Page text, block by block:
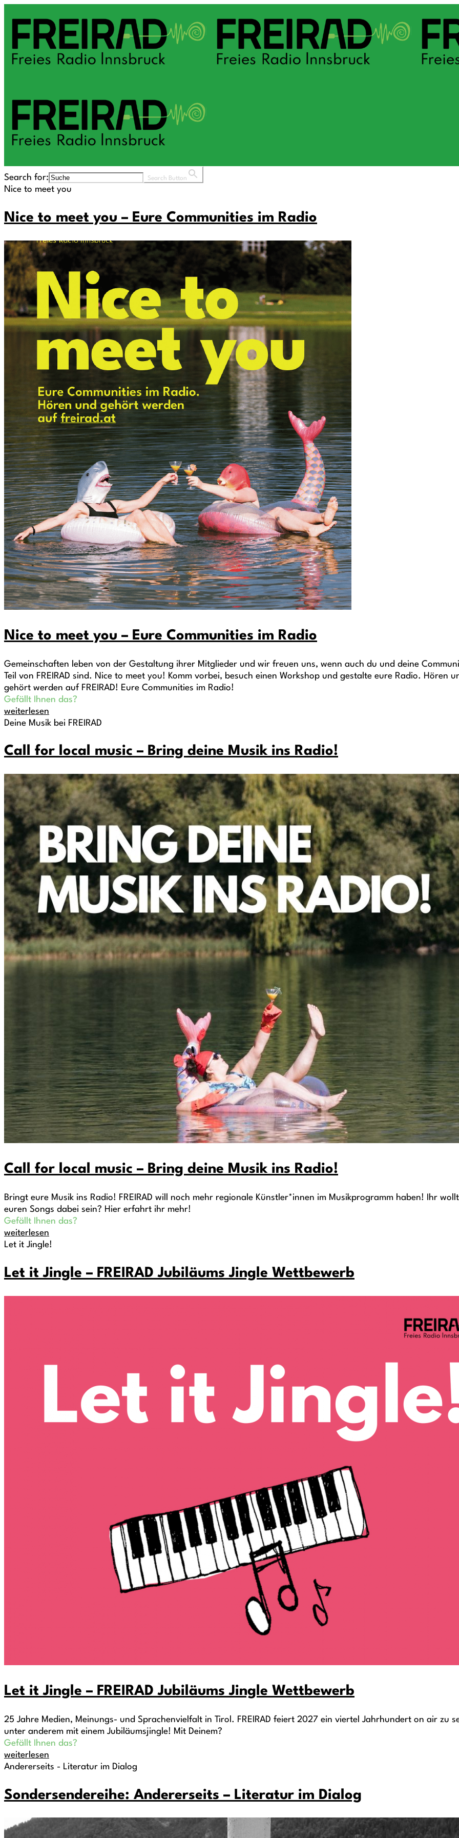
Search for: Search Button
Nice to meet you
Nice to meet you – Eure Communities im Radio
Nice to meet you – Eure Communities im Radio
Gemeinschaften leben von der Gestaltung ihrer Mitglieder und wir freuen uns, wenn auch du und deine
Teil von FREIRAD sind. Nice to meet you! Komm vorbei, besuch einen Workshop und gestalte eure Radio. Hören
gehört werden auf FREIRAD! Eure Communities im Radio!
Gefällt Ihnen das?
weiterlesen
Deine Musik bei FREIRAD
Call for local music – Bring deine Musik ins Radio!
Call for local music – Bring deine Musik ins Radio!
Bringt eure Musik ins Radio! FREIRAD will noch mehr regionale Künstler*innen im Musikprogramm haben! Ihr
euren Songs dabei sein? Hier erfahrt ihr mehr!
Gefällt Ihnen das?
weiterlesen
Let it Jingle!
Let it Jingle – FREIRAD Jubiläums Jingle Wettbewerb
Let it Jingle – FREIRAD Jubiläums Jingle Wettbewerb
25 Jahre Medien, Meinungs- und Sprachenvielfalt in Tirol. FREIRAD feiert 2027 ein viertel Jahrhundert on air zu
unter anderem mit einem Jubiläumsjingle! Mit Deinem?
Gefällt Ihnen das?
weiterlesen
Andererseits - Literatur im Dialog
Sondersendereihe: Andererseits – Literatur im Dialog